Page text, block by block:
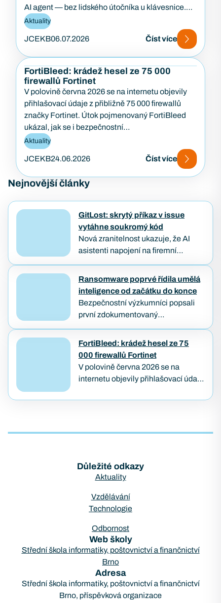
AI agent — bez lidského útočníka u klávesnice.
Případ…
Aktuality
JCEKB06.07.2026 Číst více
FortiBleed: krádež hesel ze 75 000
firewallů Fortinet
V polovině června 2026 se na internetu objevily
přihlašovací údaje z přibližně 75 000 firewallů
značky Fortinet. Útok pojmenovaný FortiBleed
ukázal, jak se i bezpečnostní…
Aktuality
JCEKB24.06.2026 Číst více
Nejnovější články
GitLost: skrytý příkaz v issue
vytáhne soukromý kód
Nová zranitelnost ukazuje, že AI
asistenti napojení na firemní
obyčejným textem. Útočníkovi stačí
založit veřejný požadavek na opravu
a počkat, až…
Ransomware poprvé řídila umělá
inteligence od začátku do konce
Bezpečnostní výzkumníci popsali
první zdokumentovaný
průniku až po zašifrování dat provedl
samostatně AI agent — bez
lidského útočníka u klávesnice.
Případ…
FortiBleed: krádež hesel ze 75
000 firewallů Fortinet
V polovině června 2026 se na
internetu objevily přihlašovací údaje
Fortinet. Útok pojmenovaný
Důležité odkazy
Aktuality
Vzdělávání
Technologie
Odbornost
Web školy
Střední škola informatiky, poštovnictví a finančnictví
Brno
Adresa
Střední škola informatiky, poštovnictví a finančnictví
Brno, příspěvková organizace